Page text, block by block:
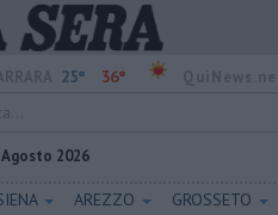
25° 36°
Agosto 2026
AREZZO GROSSETO